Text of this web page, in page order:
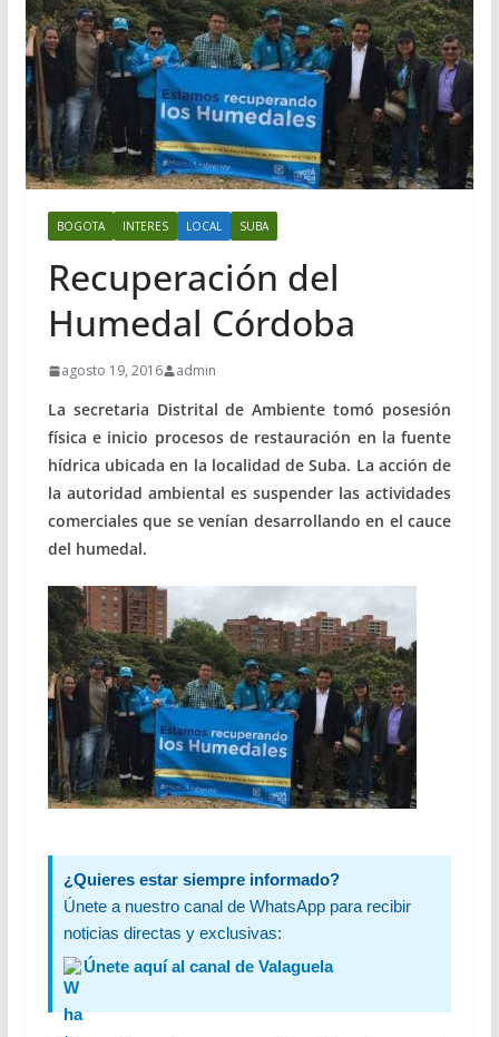
BOGOTA INTERES LOCAL SUBA
Recuperación del
Humedal Córdoba
agosto 19, 2016 admin
La secretaria Distrital de Ambiente tomó posesión
física e inicio procesos de restauración en la fuente
hídrica ubicada en la localidad de Suba. La acción de
la autoridad ambiental es suspender las actividades
comerciales que se venían desarrollando en el cauce
del humedal.
¿Quieres estar siempre informado?
Únete a nuestro canal de WhatsApp para recibir
noticias directas y exclusivas:
Únete aquí al canal de Valaguela